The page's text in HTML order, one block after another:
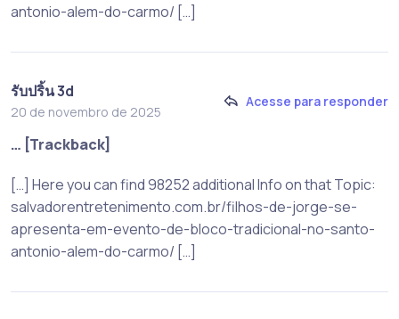
antonio-alem-do-carmo/ […]
รับปริ้น 3d
20 de novembro de 2025
Acesse para responder
… [Trackback]
[…] Here you can find 98252 additional Info on that Topic:
salvadorentretenimento.com.br/filhos-de-jorge-se-
apresenta-em-evento-de-bloco-tradicional-no-santo-
antonio-alem-do-carmo/ […]